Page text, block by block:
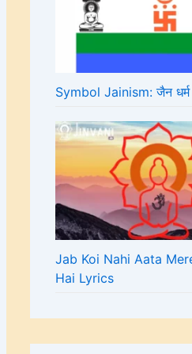
Symbol Jainism: जैन धर्म
Jab Koi Nahi Aata
Hai Lyrics